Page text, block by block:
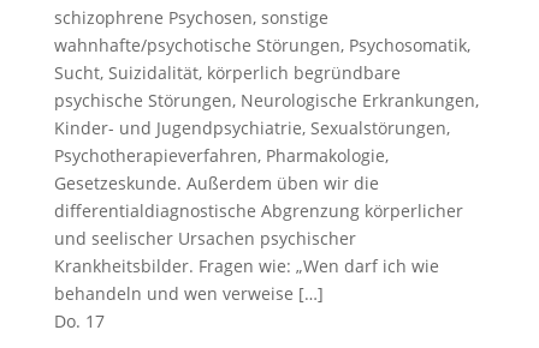
schizophrene Psychosen, sonstige
wahnhafte/psychotische Störungen, Psychosomatik,
Sucht, Suizidalität, körperlich begründbare
psychische Störungen, Neurologische Erkrankungen,
Kinder- und Jugendpsychiatrie, Sexualstörungen,
Psychotherapieverfahren, Pharmakologie,
Gesetzeskunde. Außerdem üben wir die
differentialdiagnostische Abgrenzung körperlicher
und seelischer Ursachen psychischer
Krankheitsbilder. Fragen wie: „Wen darf ich wie
behandeln und wen verweise […]
Do. 17